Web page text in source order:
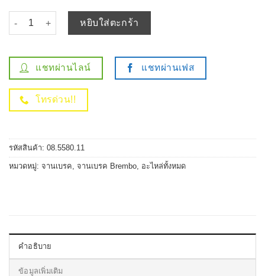
จำนวน brembo จานเบรค หลัง BMW SERIES 7 E38 730i 740i 94-
หยิบใส่ตะกร้า
แชทผ่านไลน์ แชทผ่านเฟส
โทรด่วน!!
รหัสสินค้า: 08.5580.11
หมวดหมู่: จานเบรค จานเบรค Brembo อะไหล่ทั้งหมด
คำอธิบาย
ข้อมูลเพิ่มเติม